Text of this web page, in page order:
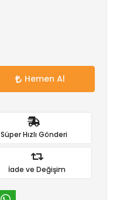
Hemen Al
Süper Hızlı Gönderi
İade ve Değişim